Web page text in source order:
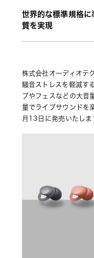
世界的な標準規格
質を実現
株式会社オーディオテ
騒音ストレスを軽減す
ブやフェスなどの大音
量でライブサウンドを
月13日に発売いたしま